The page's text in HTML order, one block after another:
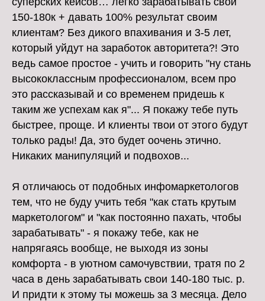
150-180к + давать 100% результат своим
клиентам? Без дикого впахивания и 3-5 лет,
который уйдут на заработок авторитета?! Это
ведь самое простое - учить и говорить "ну стань
высококлассным профессионалом, всем про
это рассказывай и со временем придешь к
таким же успехам как я"... Я покажу тебе путь
быстрее, проще. И клиенты твои от этого будут
только рады! Да, это будет оочень этично.
Никаких манипуляций и подвохов...
Я отличаюсь от подобных инфомаркетологов
тем, что не буду учить тебя "как стать крутым
маркетологом" и "как постоянно пахать, чтобы
зарабатывать" - я покажу тебе, как не
напрягаясь вообще, не выходя из зоны
комфорта - в уютном самочувствии, тратя по 2
часа в день зарабатывать свои 140-180 тыс. р.
И придти к этому ты можешь за 3 месяца. Дело